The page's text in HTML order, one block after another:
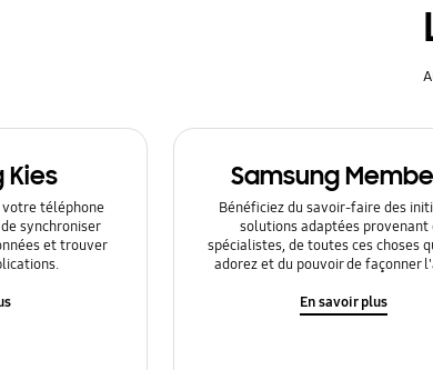
Kies
votre téléphone
synchroniser
et trouver
Samsung
Bénéficiez du savoir-faire des
solutions adaptées provenant
spécialistes, de toutes ces choses
adorez et du pouvoir de façonner
En savoir plus